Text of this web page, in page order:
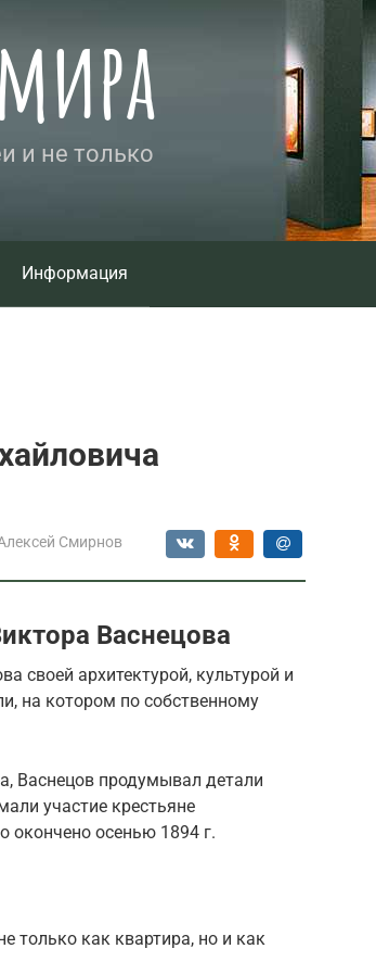
и не только
Информация
Смирнов
Васнецова
своей архитектурой, культурой и
на котором по собственному
Васнецов продумывал детали
участие крестьяне
окончено осенью 1894 г.
только как квартира, но и как